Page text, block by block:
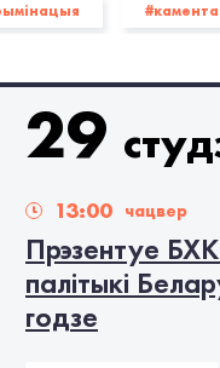
#Міжнародныя навіны
#адвакатура
29
13:00 чацвер
Прэзентуе
палітыкі
годзе